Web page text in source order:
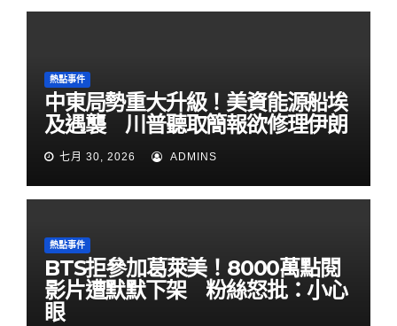
熱點事件
中東局勢重大升級！美資能源船埃
及遇襲 川普聽取簡報欲修理伊朗
七月 30, 2026 ADMINS
熱點事件
BTS拒參加葛萊美！8000萬點閱
影片遭默默下架 粉絲怒批：小心
眼